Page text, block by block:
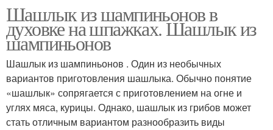
Шашлык из шампиньонов в
духовке на шпажках. Шашлык из
шампиньонов
Шашлык из шампиньонов . Один из необычных
вариантов приготовления шашлыка. Обычно понятие
«шашлык» сопрягается с приготовлением на огне и
углях мяса, курицы. Однако, шашлык из грибов может
стать отличным вариантом разнообразить виды